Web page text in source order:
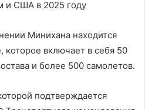
Минихана находится
которое включает в себя 50
и более 500 самолетов.
подтверждается